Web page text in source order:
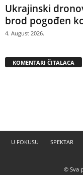
Ukrajinski
brod pogođen
4. August 2026.
KOMENTARI ČITALACA
U FOKUSU SPEKTAR
© Sva